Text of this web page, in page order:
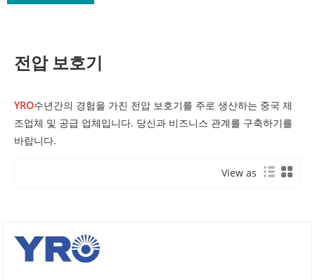
전압 보호기
YRO수년간의 경험을 가진 전압 보호기를 주로 생산하는 중국 제
조업체 및 공급 업체입니다. 당신과 비즈니스 관계를 구축하기를
바랍니다.
View as